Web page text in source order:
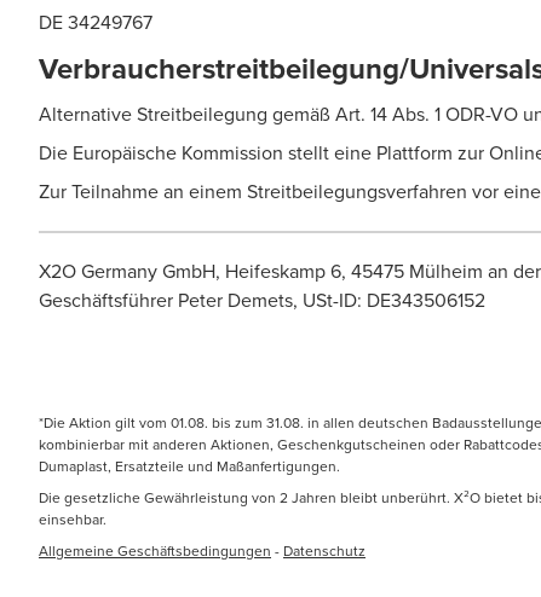
DE 34249767
Verbraucherstreitbeilegung/
Alternative Streitbeilegung gemäß Art. 14 Abs. 1 ODR-VO
Die Europäische Kommission stellt eine Plattform zur
Zur Teilnahme an einem Streitbeilegungsverfahren vor
X2O Germany GmbH, Heifeskamp 6, 45475 Mülheim an
Geschäftsführer Peter Demets, USt-ID: DE343506152
*Die Aktion gilt vom 01.08. bis zum 31.08. in allen deutschen
kombinierbar mit anderen Aktionen, Geschenkgutscheinen oder
Dumaplast, Ersatzteile und Maßanfertigungen.
Die gesetzliche Gewährleistung von 2 Jahren bleibt unberührt. X²O bietet
einsehbar.
Allgemeine Geschäftsbedingungen - Datenschutz